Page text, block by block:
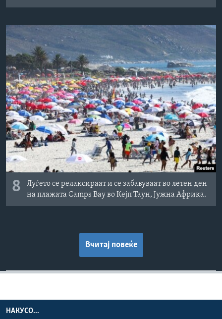
8
Луѓето се релаксираат и се забавуваат во летен ден
на плажата Camps Bay во Кејп Таун, Јужна Африка.
Вчитај повеќе
НАКУСО...